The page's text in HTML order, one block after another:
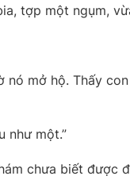
tợp một ngụm,
mở hộ. Thấy
như một.”
chưa biết được